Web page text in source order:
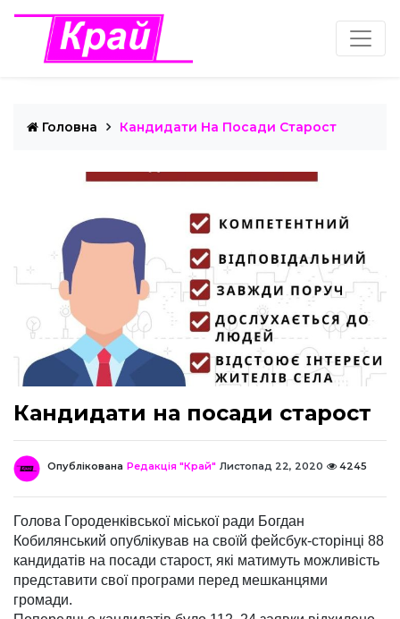
Головна Кандидати На Посади Старост
Кандидати на посади старост
Опублікована Редакція "Край" Листопад 22, 2020 4245
Голова Городенківської міської ради Богдан
Кобилянський опублікував на своїй фейсбук-сторінці 88
кандидатів на посади старост, які матимуть можливість
представити свої програми перед мешканцями
громади.